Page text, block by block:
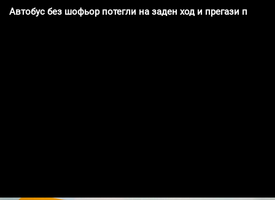
Автобус без шофьор потегли на заден ход и прегази